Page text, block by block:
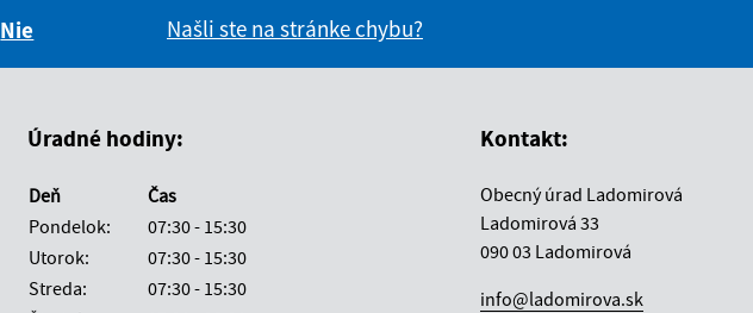
Nie
Našli ste na stránke chybu?
Úradné hodiny:
Deň
Čas
Pondelok:
07:30 - 15:30
Utorok:
07:30 - 15:30
Streda:
07:30 - 15:30
Kontakt:
Obecný úrad Ladomirová
Ladomirová 33
090 03 Ladomirová
info@ladomirova.sk